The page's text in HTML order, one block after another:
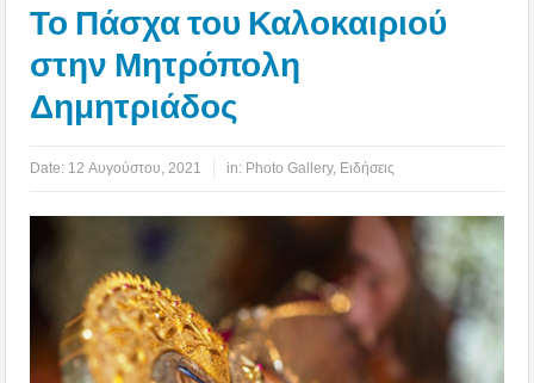
Το Πάσχα του Καλοκαιριού
στην Μητρόπολη
Δημητριάδος
Date: 12 Αυγούστου, 2021 in: Photo Gallery, Ειδήσεις